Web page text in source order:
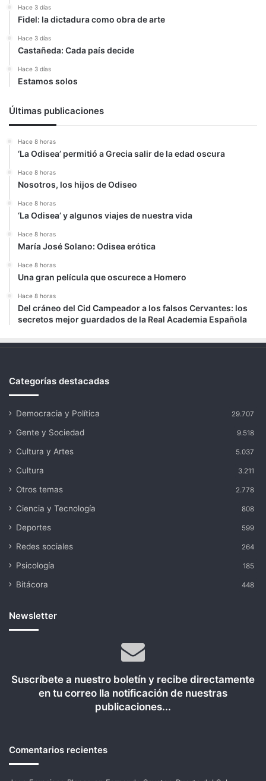
Hace 3 días
Fidel: la dictadura como obra de arte
Hace 3 días
Castañeda: Cada país decide
Hace 3 días
Estamos solos
Últimas publicaciones
Hace 8 horas
‘La Odisea’ permitió a Grecia salir de la edad oscura
Hace 8 horas
Nosotros, los hijos de Odiseo
Hace 8 horas
‘La Odisea’ y algunos viajes de nuestra vida
Hace 8 horas
María José Solano: Odisea erótica
Hace 8 horas
Una gran película que oscurece a Homero
Hace 8 horas
Del cráneo del Cid Campeador a los falsos Cervantes: los
secretos mejor guardados de la Real Academia Española
Categorías destacadas
Democracia y Política 29.707
Gente y Sociedad 9.518
Cultura y Artes 5.037
Cultura 3.211
Otros temas 2.778
Ciencia y Tecnología 808
Deportes 599
Redes sociales 264
Psicología 185
Bitácora 448
Newsletter
Suscríbete a nuestro boletín y recibe directamente
en tu correo lla notificación de nuestras
publicaciones...
Comentarios recientes